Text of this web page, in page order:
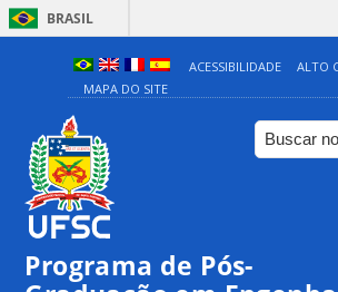
BRASIL
ACESSIBILIDADE
ALTO
MAPA DO SITE
Programa de Pós-